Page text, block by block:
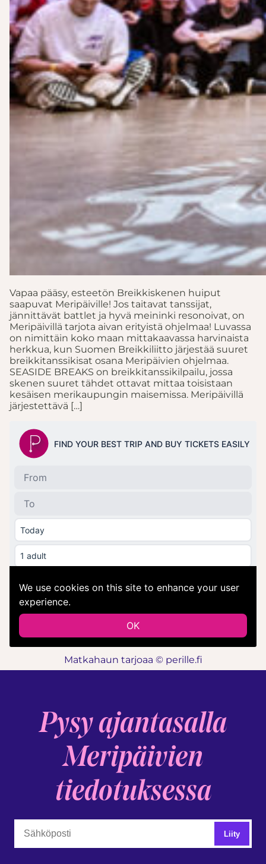
Vapaa pääsy, esteetön Breikkiskenen huiput
saapuvat Meripäiville! Jos taitavat tanssijat,
jännittävät battlet ja hyvä meininki resonoivat, on
Meripäivillä tarjota aivan erityistä ohjelmaa! Luvassa
on nimittäin koko maan mittakaavassa harvinaista
herkkua, kun Suomen Breikkiliitto järjestää suuret
breikkitanssikisat osana Meripäivien ohjelmaa.
SEASIDE BREAKS on breikkitanssikilpailu, jossa
skenen suuret tähdet ottavat mittaa toisistaan
kesäisen merikaupungin maisemissa. Meripäivillä
järjestettävä […]
Matkahaun tarjoaa © perille.fi
Pysy ajantasalla
Meripäivien
tiedotuksessa